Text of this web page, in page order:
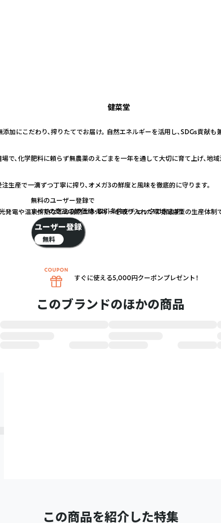
健菜堂
添加にこだわり、搾りたてでお届け。 自然エネルギーを活用し、SDGs貢献
で、化学肥料に頼らず無農薬のえごまを一年を通して大切に育て上げ、地
生産で一滴ずつ丁寧に搾り、オメガ3の鮮度と風味を徹底的に守ります。
発電や温泉排熱などの自然エネルギーを取り入れた環境配慮型の生産体制
このブランドのほかの商品
この商品を紹介した特集
無料のユーザー登録で
すべての商品の卸価格・取引条件をチェックできます！
ユーザー登録
無料
すぐに使える5,000円クーポンプレゼント！